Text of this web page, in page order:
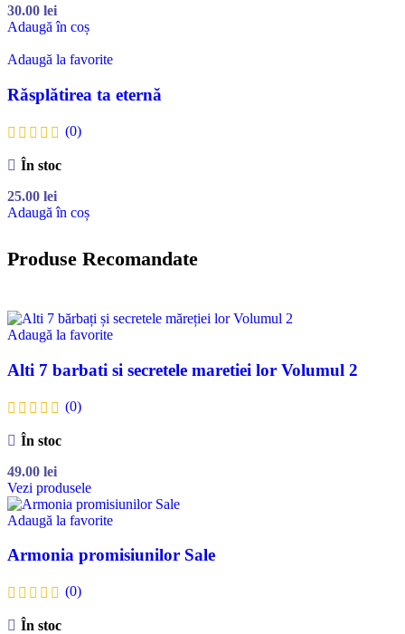
30.00 lei
Adaugă în coș
Adaugă la favorite
Răsplătirea ta eternă
(0)
În stoc
25.00 lei
Adaugă în coș
Produse Recomandate
Adaugă la favorite
Alti 7 barbati si secretele maretiei lor Volumul 2
(0)
În stoc
49.00 lei
Vezi produsele
Adaugă la favorite
Armonia promisiunilor Sale
(0)
În stoc